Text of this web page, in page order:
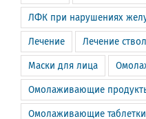
ЛФК при нарушениях
Лечение Лечение
Маски для лица
Омолаживающие
Омолаживающие таблетки